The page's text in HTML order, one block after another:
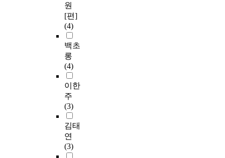
원
[편]
(4)
백초
롱
(4)
이한
주
(3)
김태
연
(3)